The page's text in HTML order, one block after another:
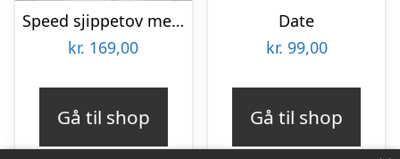
Speed sjippetov med digital tæller | Speed rope
kr. 169,00
Gå til shop
Date
kr. 99,00
Gå til shop